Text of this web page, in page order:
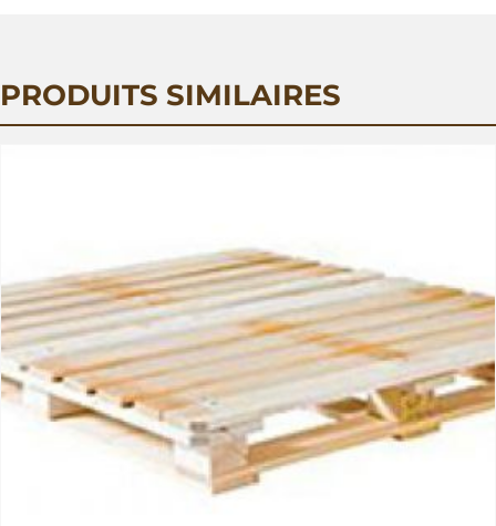
PRODUITS SIMILAIRES